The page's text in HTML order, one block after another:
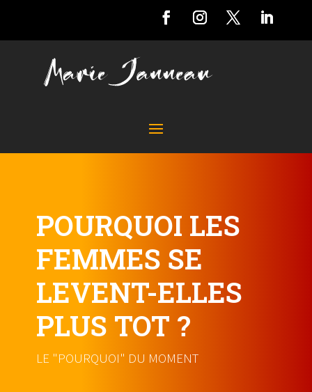
POURQUOI LES
FEMMES SE
LEVENT-ELLES
PLUS TOT ?
LE "POURQUOI" DU MOMENT